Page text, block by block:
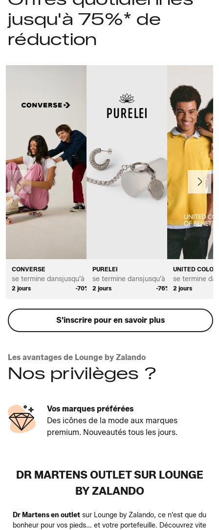
jusqu'à 75%* de
réduction
CONVERSE
se termine dans
2 jours
jusqu'à *
-70%
PURELEI
se termine dans
2 jours
jusqu'à *
-76%
UNITED
se termine
2 jours
Précédent Suivant
S'inscrire pour en savoir plus
Les avantages de Lounge by Zalando
Nos privilèges ?
Vos marques préférées
Des icônes de la mode aux marques
premium. Nouveautés tous les jours.
DR MARTENS OUTLET SUR LOUNGE
BY ZALANDO
Dr Martens en outlet sur Lounge by Zalando, ce n'est que du
bonheur pour vos pieds... et votre portefeuille. Découvrez vite